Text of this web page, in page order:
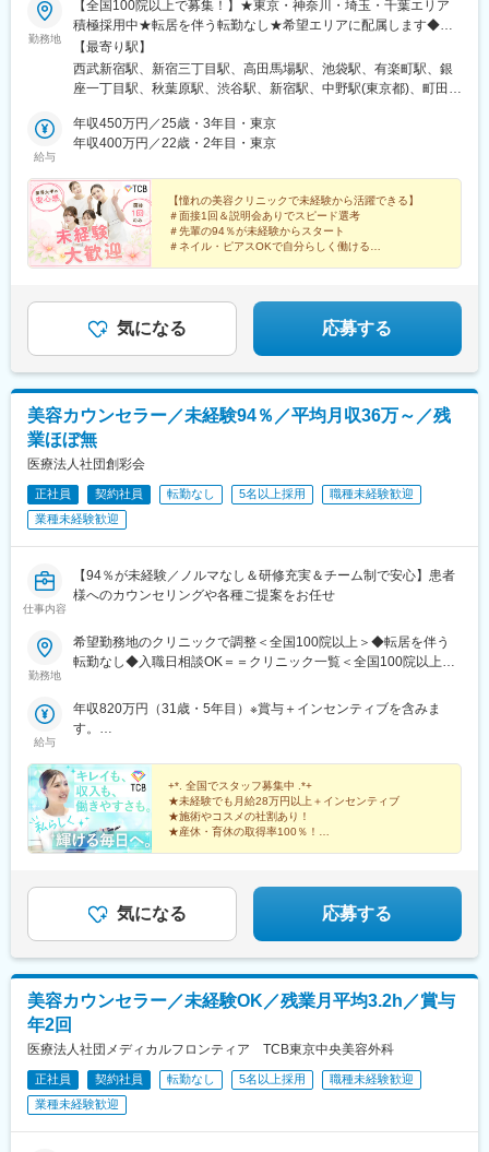
そのような社会情勢の変化を見据えて、グループ法人としての一
体となって事業展開できる強みを活かし、安全で安心な医療介護
提供体制・就労環境を作るべく、これまでの医療サービス、医療
機関支援会社の枠にとらわれずにチャレンジしていきたいと思っ
その上で、10年以内に母体である株式会社の上場も見据え運営し
ていきたいと考えております。
変更の範囲：無
勤務地
【全国100院以上で募集！】★東京・神奈川・埼玉・千葉エリア
積極採用中★転居を伴う転勤なし★希望エリアに配属します◆ク
リニック一覧＜全国100院以上展開＞【北海道・東北】旭川駅前
院、青森院、盛岡院、秋田院、山形院、仙台駅前院、福島院、郡
山院 など【関東】新宿東口院、池袋駅前院、品川院、秋葉原
横浜院、大宮東口院、水戸院、つくば院、宇都宮院、高崎院、前
橋院 など【中部】名古屋駅前院 、名古屋栄院、金山院、岐阜
院、長野院、松本院、山梨甲府駅前院 など【近畿】梅田大阪駅
前院、大阪阪急梅田駅前院、枚方院、天王寺院、堺院、なんば
院、心斎橋院、京都駅前院、奈良院、和歌山院、四日市院 など
【中四国】広島院、福山院、松山院、高松院、高知院、徳島院、
松江院、周南徳山駅ビル院 など【九州・沖縄】小倉院、佐賀
煙対策】屋内原則禁煙
【最寄り駅】
西武新宿駅、新宿三丁目駅、高田馬場駅、池袋駅、有楽町駅、銀
座一丁目駅、秋葉原駅、渋谷駅、新宿駅、中野駅(東京都)、町田
浜駅、横浜駅、川崎駅、藤沢駅、本厚木駅、大宮駅(埼玉県)、川口
駅、川越駅、南越谷駅、宇都宮駅、水戸駅、つくば駅、千葉駅、
駅、さっぽろ駅、あおば通駅、福島駅(福島県)、郡山駅(福島県)、
青森駅、盛岡駅、山形駅、秋田駅、矢場町駅、近鉄名古屋駅、金
山駅(愛知県)、豊田市駅、駅前大通駅、名鉄岐阜駅、静岡駅、新浜
松駅、三島広小路駅、長野駅、松本駅、北鉄金沢駅、新潟駅、近
鉄四日市駅、電鉄富山駅、福井駅、甲府駅、東梅田駅、大阪難波
前駅、江坂駅、心斎橋駅、京都駅、烏丸駅、三ノ宮駅、姫路駅、
近鉄奈良駅、和歌山駅、草津駅(滋賀県)、徳山駅、立町駅、福山
駅、県庁前駅(沖縄県)、新宿西口駅、新宿駅(東京メトロ)、学習院
下駅、東池袋駅、日比谷駅、銀座駅、岩本町駅、立川駅、京王八
王子駅、高輪台駅、奥沢駅、神奈川駅、平沼橋駅、京急川崎駅、
石上駅、新越谷駅、宇都宮駅東口駅、新千葉駅、栄町駅(千葉県)、
船橋駅、札幌駅、仙台駅(地下鉄)、曽根田駅、栄駅(愛知県)、名古
屋駅、西高蔵駅、新豊田駅、新豊橋駅、岐阜駅、新静岡駅、浜松
駅、三島田町駅、市役所前駅(長野県)、金沢駅、あすなろう四日市
阿部野橋駅、四ツ橋駅、七条駅、四条駅(京都市営)、三宮駅(神戸
新交通)、山陽姫路駅、田中口駅、八丁堀駅(広島県)、高松築港
県)、東比恵駅、鹿児島中央駅、水道町駅、五島町駅、旭橋駅、西
早稲田駅、末広町駅(東京都)、立川南駅、高輪ゲートウェイ駅、九
り駅、三島駅、七ツ屋駅、富山駅、福井城址大名町駅、なんば駅
(南海線)、大阪駅、天王寺駅、西大橋駅、五条駅(京都市営)、京都
駅、はりまや橋駅、旦過駅、高見橋駅、熊本城・市役所前駅、長
崎駅(長崎県)、美栄橋駅
給与
年収450万円／25歳・3年目・東京
年収400万円／22歳・2年目・東京
【憧れの美容クリニックで未経験から活躍できる】
＃面接1回＆説明会ありでスピード選考
＃先輩の94％が未経験からスタート
＃ネイル・ピアスOKで自分らしく働ける
気になる 応募する
美容カウンセラー／未経験94％／平均月収36万～／残
業ほぼ無
医療法人社団創彩会
正社員 契約社員 転勤なし 5名以上採用
職種未経験歓迎
業種未経験歓迎
仕事内容
【94％が未経験／ノルマなし＆研修充実＆チーム制で安心】患者
様へのカウンセリングや各種ご提案をお任せ
勤務地
希望勤務地のクリニックで調整＜全国100院以上＞◆転居を伴う
転勤なし◆入職日相談OK＝＝クリニック一覧＜全国100院以上展
岡院、秋田院、山形院、仙台駅前院、福島院、郡山院など【関
東】新宿東口院、池袋駅前院、品川院、秋葉原院、町田院、八王
院、水戸院、つくば院、宇都宮院、高崎院、前橋院など【中部】
名古屋栄院、岐阜院、静岡院、浜松院、三島院、新潟院、金沢
院、福井院、富山院、長野院、松本院、山梨甲府駅前院など【近
畿】大阪駅前院、天王寺院、京都駅前院、奈良院、姫路院、神戸
院、和歌山院、四日市院など【中四国】広島院、福山院、松山
院、高松院、高知院、徳島院、松江院、周南徳山駅ビル院【九
院、鹿児島院、那覇院など※受動喫煙対策あり
給与
年収820万円（31歳・5年目）※賞与＋インセンティブを含みま
す。
す。
+*. 全国でスタッフ募集中 .*+
★未経験でも月給28万円以上＋インセンティブ
★施術やコスメの社割あり！
★産休・育休の取得率100％！
気になる 応募する
美容カウンセラー／未経験OK／残業月平均3.2h／賞与
年2回
医療法人社団メディカルフロンティア TCB東京中央美容外科
正社員 契約社員 転勤なし 5名以上採用
職種未経験歓迎
業種未経験歓迎